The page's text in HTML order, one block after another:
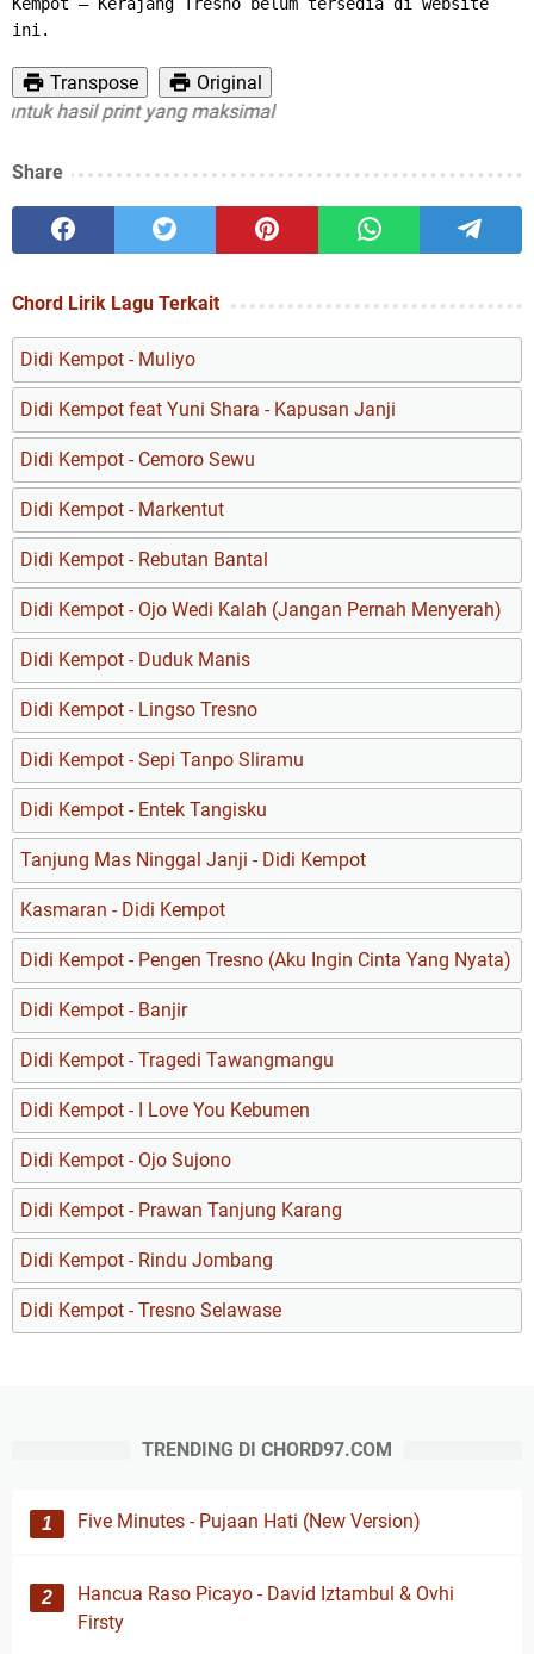
ini.
Transpose
Original
hasil print yang maksimal
Share
Chord Lirik Lagu Terkait
Didi Kempot - Muliyo
Didi Kempot feat Yuni Shara - Kapusan Janji
Didi Kempot - Cemoro Sewu
Didi Kempot - Markentut
Didi Kempot - Rebutan Bantal
Didi Kempot - Ojo Wedi Kalah (Jangan Pernah Menyerah)
Didi Kempot - Duduk Manis
Didi Kempot - Lingso Tresno
Didi Kempot - Sepi Tanpo Sliramu
Didi Kempot - Entek Tangisku
Tanjung Mas Ninggal Janji - Didi Kempot
Kasmaran - Didi Kempot
Didi Kempot - Pengen Tresno (Aku Ingin Cinta Yang Nyata)
Didi Kempot - Banjir
Didi Kempot - Tragedi Tawangmangu
Didi Kempot - I Love You Kebumen
Didi Kempot - Ojo Sujono
Didi Kempot - Prawan Tanjung Karang
Didi Kempot - Rindu Jombang
Didi Kempot - Tresno Selawase
TRENDING DI CHORD97.COM
Five Minutes - Pujaan Hati (New Version)
Hancua Raso Picayo - David Iztambul & Ovhi
Firsty